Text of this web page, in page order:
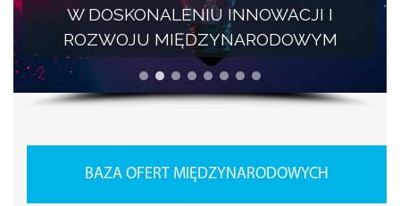
W DOSKONALENIU INNOWACJI I
ROZWOJU MIĘDZYNARODOWYM
BAZA OFERT MIĘDZYNARODOWYCH